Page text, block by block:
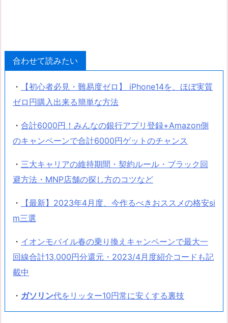
合わせて読みたい
・
【初心者必見・難易度ゼロ】 iPhone14を、ほぼ実質
ゼロ円購入出来る簡単な方法
・ 合計6000円！みんなの銀行アプリ登録+Amazon側
のキャンペーンで合計6000円ゲットのチャンス
・ 三大キャリアの維持期間・契約ルール・ブラック回
避方法・MNP店舗の探し方のコツなど
・
【最新】2023年4月度、今作るべきおススメの格安si
m三選
・ イオンモバイル春の乗り換えキャンペーンで最大一
回線合計13,000円分還元・2023/4月度紹介コードも記
載中
・ ガソリン代をリッター10円常に安くする裏技